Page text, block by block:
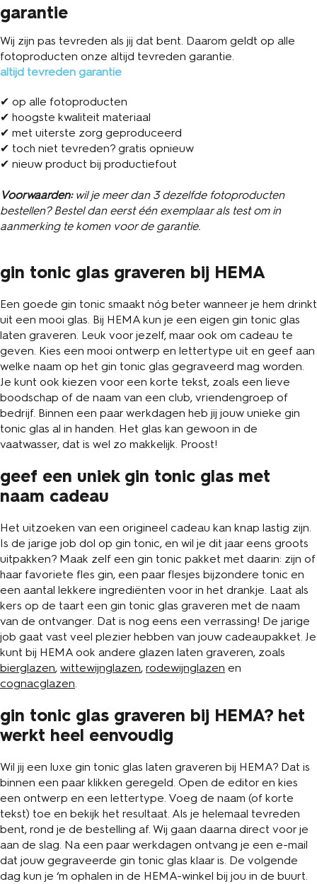
garantie
Wij zijn pas tevreden als jij dat bent. Daarom geldt op alle
fotoproducten onze altijd tevreden garantie.
altijd tevreden garantie
✔ op alle fotoproducten
✔ hoogste kwaliteit materiaal
✔ met uiterste zorg geproduceerd
✔ toch niet tevreden? gratis opnieuw
✔ nieuw product bij productiefout
Voorwaarden: wil je meer dan 3 dezelfde fotoproducten
bestellen? Bestel dan eerst één exemplaar als test om in
aanmerking te komen voor de garantie.
gin tonic glas graveren bij HEMA
Een goede gin tonic smaakt nóg beter wanneer je hem drinkt
uit een mooi glas. Bij HEMA kun je een eigen gin tonic glas
laten graveren. Leuk voor jezelf, maar ook om cadeau te
geven. Kies een mooi ontwerp en lettertype uit en geef aan
welke naam op het gin tonic glas gegraveerd mag worden.
Je kunt ook kiezen voor een korte tekst, zoals een lieve
boodschap of de naam van een club, vriendengroep of
bedrijf. Binnen een paar werkdagen heb jij jouw unieke gin
tonic glas al in handen. Het glas kan gewoon in de
vaatwasser, dat is wel zo makkelijk. Proost!
geef een uniek gin tonic glas met
naam cadeau
Het uitzoeken van een origineel cadeau kan knap lastig zijn.
Is de jarige job dol op gin tonic, en wil je dit jaar eens groots
uitpakken? Maak zelf een gin tonic pakket met daarin: zijn of
haar favoriete fles gin, een paar flesjes bijzondere tonic en
een aantal lekkere ingrediënten voor in het drankje. Laat als
kers op de taart een gin tonic glas graveren met de naam
van de ontvanger. Dat is nog eens een verrassing! De jarige
job gaat vast veel plezier hebben van jouw cadeaupakket. Je
kunt bij HEMA ook andere glazen laten graveren, zoals
bierglazen, wittewijnglazen, rodewijnglazen en
cognacglazen.
gin tonic glas graveren bij HEMA? het
werkt heel eenvoudig
Wil jij een luxe gin tonic glas laten graveren bij HEMA? Dat is
binnen een paar klikken geregeld. Open de editor en kies
een ontwerp en een lettertype. Voeg de naam (of korte
tekst) toe en bekijk het resultaat. Als je helemaal tevreden
bent, rond je de bestelling af. Wij gaan daarna direct voor je
aan de slag. Na een paar werkdagen ontvang je een e-mail
dat jouw gegraveerde gin tonic glas klaar is. De volgende
dag kun je ‘m ophalen in de HEMA-winkel bij jou in de buurt.